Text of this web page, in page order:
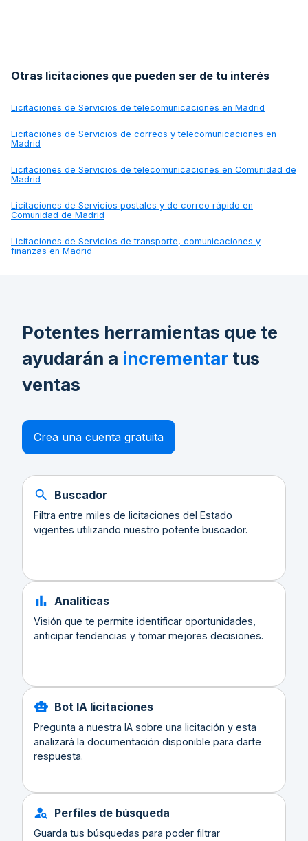
Otras licitaciones que pueden ser de tu interés
Licitaciones de Servicios de telecomunicaciones en Madrid
Licitaciones de Servicios de correos y telecomunicaciones en
Madrid
Licitaciones de Servicios de telecomunicaciones en Comunidad de
Madrid
Licitaciones de Servicios postales y de correo rápido en
Comunidad de Madrid
Licitaciones de Servicios de transporte, comunicaciones y
finanzas en Madrid
Potentes herramientas que te
ayudarán a incrementar tus
ventas
Crea una cuenta gratuita
Buscador
Filtra entre miles de licitaciones del Estado
vigentes utilizando nuestro potente buscador.
Analíticas
Visión que te permite identificar oportunidades,
anticipar tendencias y tomar mejores decisiones.
Bot IA licitaciones
Pregunta a nuestra IA sobre una licitación y esta
analizará la documentación disponible para darte
respuesta.
Perfiles de búsqueda
Guarda tus búsquedas para poder filtrar